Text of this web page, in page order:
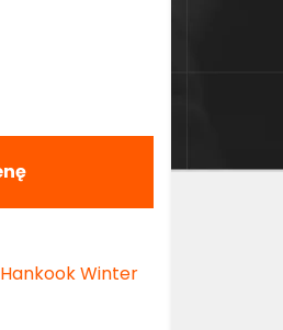
Winter